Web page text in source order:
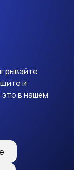
и
в нашем